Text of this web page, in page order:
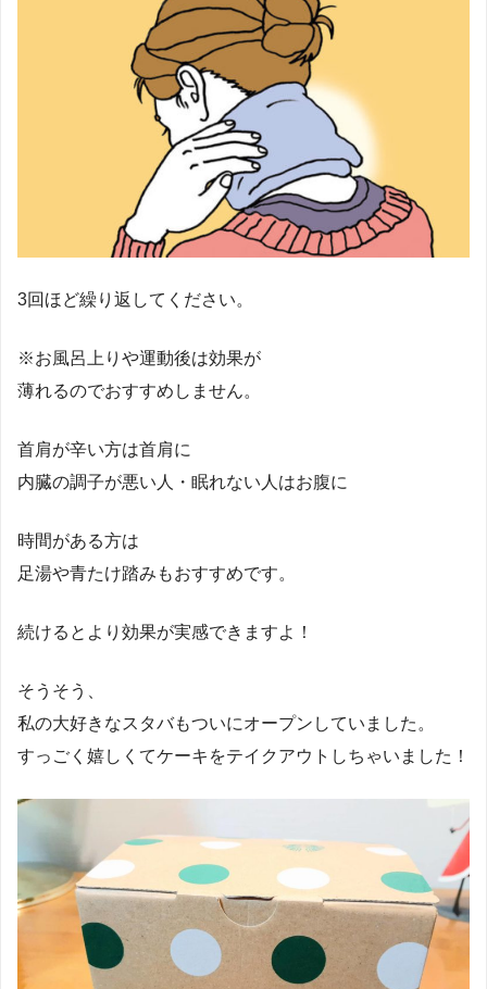
3回ほど繰り返してください。
※お風呂上りや運動後は効果が
薄れるのでおすすめしません。
首肩が辛い方は首肩に
内臓の調子が悪い人・眠れない人はお腹に
時間がある方は
足湯や青たけ踏みもおすすめです。
続けるとより効果が実感できますよ！
そうそう、
私の大好きなスタバもついにオープンしていました。
すっごく嬉しくてケーキをテイクアウトしちゃいました！